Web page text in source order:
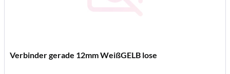
Verbinder gerade 12mm WeißGELB lose